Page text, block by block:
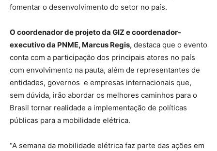
fomentar o desenvolvimento do setor no país.
O coordenador de projeto da GIZ e coordenador-
executivo da PNME, Marcus Regis, destaca que o evento
conta com a participação dos principais atores no país
com envolvimento na pauta, além de representantes de
entidades, governos e empresas internacionais que,
sem dúvida, irão abordar os melhores caminhos para o
Brasil tornar realidade a implementação de políticas
públicas para a mobilidade elétrica.
“A semana da mobilidade elétrica faz parte das ações em